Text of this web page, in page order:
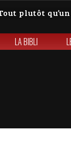
plutôt
LA BIBLI